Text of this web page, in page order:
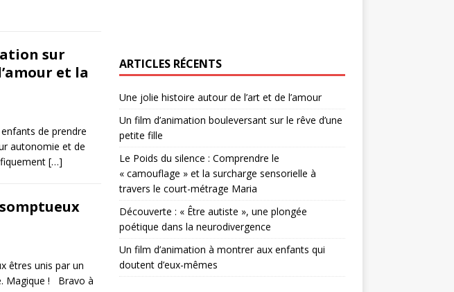
sur
et la
de prendre
autonomie et de
[…]
êtres unis par un
Magique ! Bravo à
ARTICLES RÉCENTS
Une jolie histoire autour de l’art et de l’amour
Un film d’animation bouleversant sur le rêve d’une
petite fille
Le Poids du silence : Comprendre le
« camouflage » et la surcharge sensorielle à
travers le court-métrage Maria
Découverte : « Être autiste », une plongée
poétique dans la neurodivergence
Un film d’animation à montrer aux enfants qui
doutent d’eux-mêmes